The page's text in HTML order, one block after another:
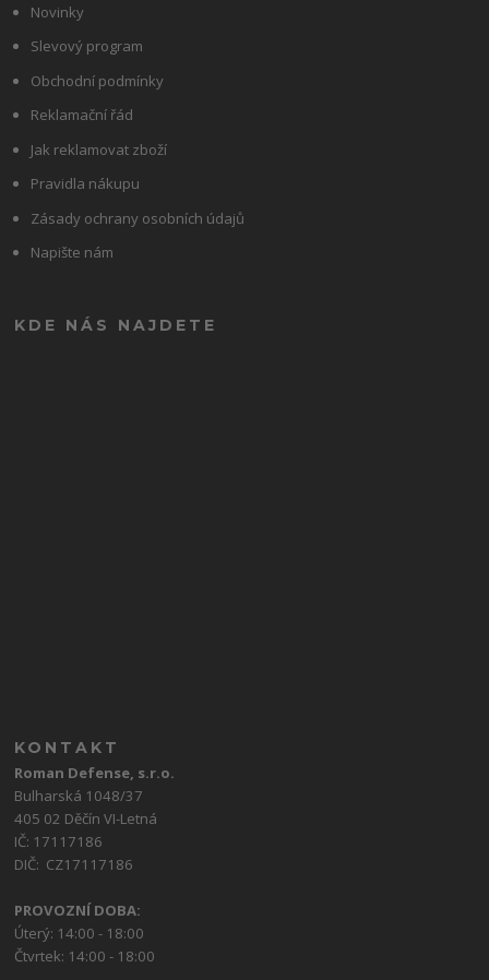
Novinky
Slevový program
Obchodní podmínky
Reklamační řád
Jak reklamovat zboží
Pravidla nákupu
Zásady ochrany osobních údajů
Napište nám
KDE NÁS NAJDETE
KONTAKT
Roman Defense, s.r.o.
Bulharská 1048/37
405 02 Děčín VI-Letná
IČ: 17117186
DIČ: CZ17117186
PROVOZNÍ DOBA:
Úterý: 14:00 - 18:00
Čtvrtek: 14:00 - 18:00